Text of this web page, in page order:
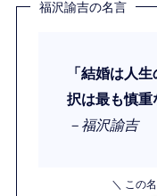
福沢諭吉の名言
「結婚は人
択は最も慎重
－福沢諭吉
＼ この